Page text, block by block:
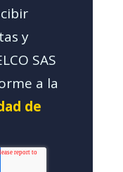
y
SAS
a la
de